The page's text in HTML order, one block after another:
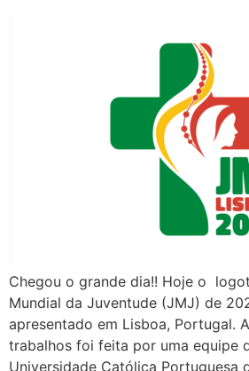
Chegou o grande dia!! Hoje o
Mundial da Juventude (JMJ) de
apresentado em Lisboa, Portugal.
trabalhos foi feita por uma equipe
Universidade Católica Portuguesa